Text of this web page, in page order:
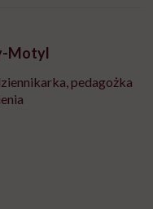
Motyl
pedagożka